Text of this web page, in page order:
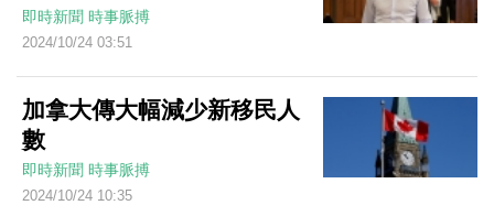
即時新聞 時事脈搏
2024/10/24 03:51
加拿大傳大幅減少新移民人
數
即時新聞 時事脈搏
2024/10/24 10:35